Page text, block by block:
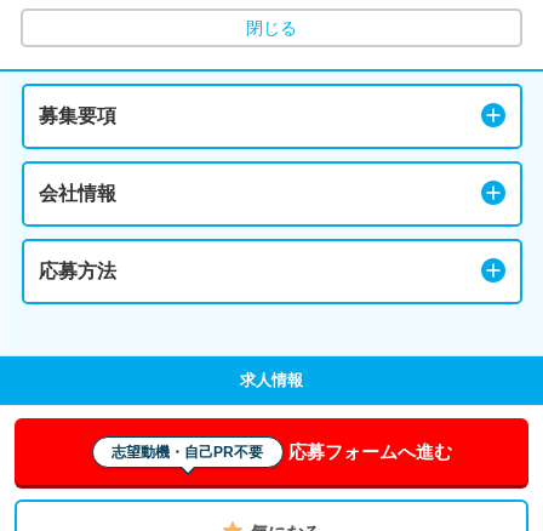
閉じる
募集要項
会社情報
応募方法
求人情報
志望動機・自己PR不要 応募フォームへ進む